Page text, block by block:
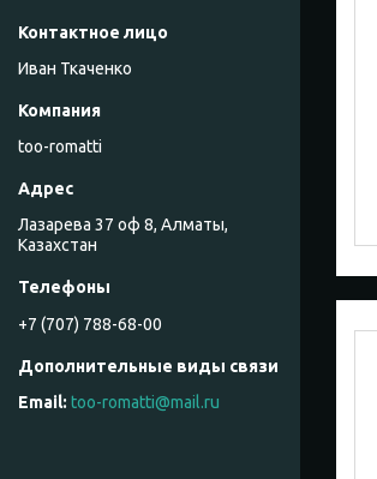
Иван Ткаченко
too-romatti
Лазарева 37 оф 8, Алматы,
Казахстан
+7 (707) 788-68-00
too-romatti@mail.ru